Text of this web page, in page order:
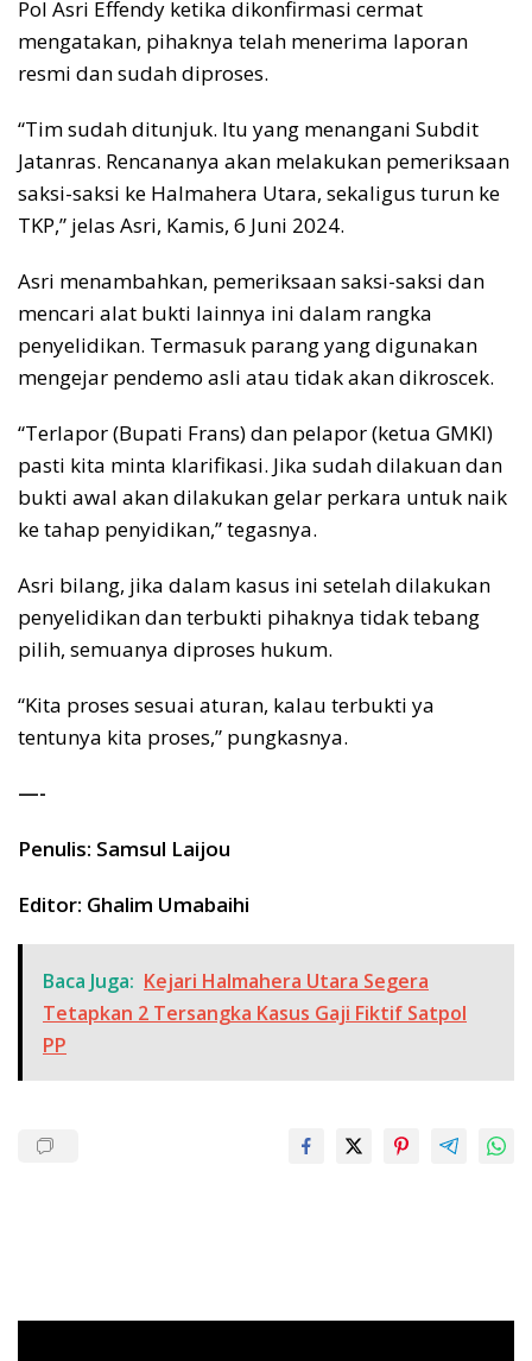
Pol Asri Effendy ketika dikonfirmasi cermat
mengatakan, pihaknya telah menerima laporan
resmi dan sudah diproses.
“Tim sudah ditunjuk. Itu yang menangani Subdit
Jatanras. Rencananya akan melakukan pemeriksaan
saksi-saksi ke Halmahera Utara, sekaligus turun ke
TKP,” jelas Asri, Kamis, 6 Juni 2024.
Asri menambahkan, pemeriksaan saksi-saksi dan
mencari alat bukti lainnya ini dalam rangka
penyelidikan. Termasuk parang yang digunakan
mengejar pendemo asli atau tidak akan dikroscek.
“Terlapor (Bupati Frans) dan pelapor (ketua GMKI)
pasti kita minta klarifikasi. Jika sudah dilakuan dan
bukti awal akan dilakukan gelar perkara untuk naik
ke tahap penyidikan,” tegasnya.
Asri bilang, jika dalam kasus ini setelah dilakukan
penyelidikan dan terbukti pihaknya tidak tebang
pilih, semuanya diproses hukum.
“Kita proses sesuai aturan, kalau terbukti ya
tentunya kita proses,” pungkasnya.
—-
Penulis: Samsul Laijou
Editor: Ghalim Umabaihi
Baca Juga: Kejari Halmahera Utara Segera
Tetapkan 2 Tersangka Kasus Gaji Fiktif Satpol
PP